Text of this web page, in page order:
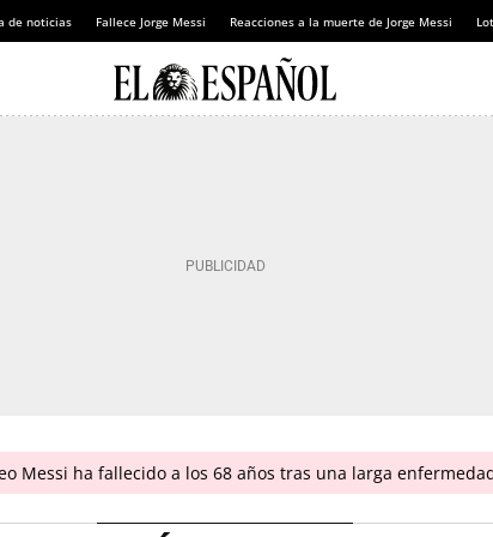
de noticias Fallece Jorge Messi Reacciones a la muerte de Jorge Messi
Messi ha fallecido a los 68 años tras una larga